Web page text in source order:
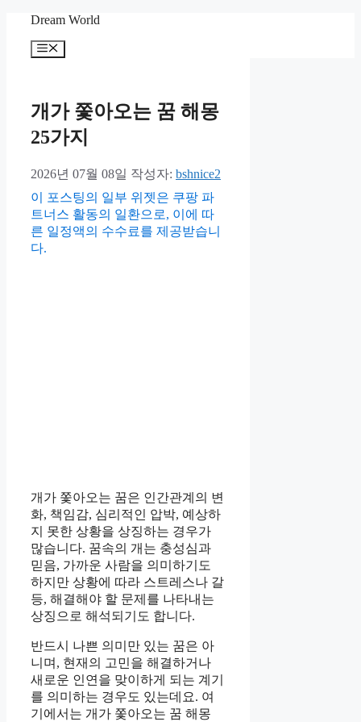
Dream World
메
개가 쫓아오는 꿈 해몽
25가지
2026년 07월 08일 작성자: bshnice2
이 포스팅의 일부 위젯은 쿠팡 파
트너스 활동의 일환으로, 이에 따
른 일정액의 수수료를 제공받습니
다.
개가 쫓아오는 꿈은 인간관계의 변
화, 책임감, 심리적인 압박, 예상하
지 못한 상황을 상징하는 경우가
많습니다. 꿈속의 개는 충성심과
믿음, 가까운 사람을 의미하기도
하지만 상황에 따라 스트레스나 갈
등, 해결해야 할 문제를 나타내는
상징으로 해석되기도 합니다.
반드시 나쁜 의미만 있는 꿈은 아
니며, 현재의 고민을 해결하거나
새로운 인연을 맞이하게 되는 계기
를 의미하는 경우도 있는데요. 여
기에서는 개가 쫓아오는 꿈 해몽